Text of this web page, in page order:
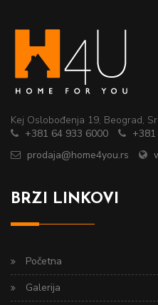
Kej Oslobođenja 19, Beograd,
+381 64 933 6000
prodaja@home4you.rs
BRZI LINKOVI
Početna
Galerija